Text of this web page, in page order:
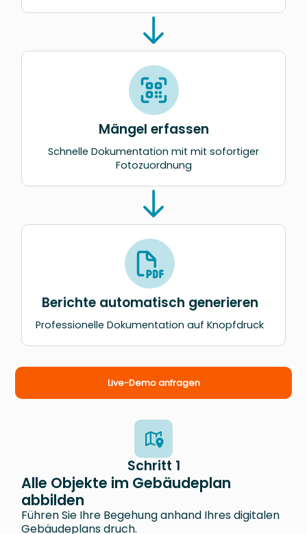
Mängel erfassen
Schnelle Dokumentation mit mit sofortiger
Fotozuordnung
Berichte automatisch generieren
Professionelle Dokumentation auf Knopfdruck
Live-Demo anfragen
Schritt 1
Alle Objekte im Gebäudeplan
abbilden
Führen Sie Ihre Begehung anhand Ihres digitalen
Gebäudeplans druch.